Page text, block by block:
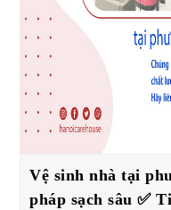
Vệ sinh nhà tại
pháp sạch sâu ✅